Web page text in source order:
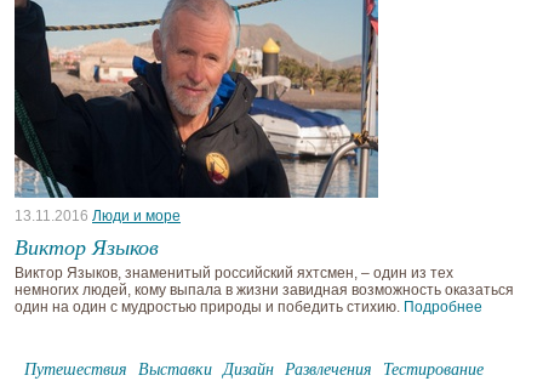
13.11.2016 Люди и море
Виктор Языков
Виктор Языков, знаменитый российский яхтсмен, – один из тех
немногих людей, кому выпала в жизни завидная возможность оказаться
один на один с мудростью природы и победить стихию. Подробнее
Путешествия Выставки Дизайн Развлечения Тестирование